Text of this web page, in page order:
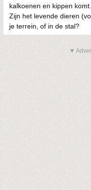
kalkoenen en kippen
Zijn het levende dieren
je terrein, of in de stal?
▼